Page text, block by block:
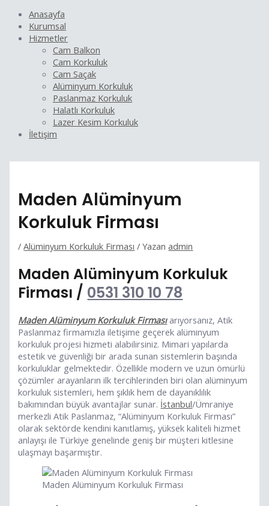
Anasayfa
Kurumsal
Hizmetler
Cam Balkon
Cam Korkuluk
Cam Saçak
Alüminyum Korkuluk
Paslanmaz Korkuluk
Halatlı Korkuluk
Lazer Kesim Korkuluk
İletişim
Maden Alüminyum
Korkuluk Firması
/Alüminyum Korkuluk Firması / Yazan admin
Maden Alüminyum Korkuluk
Firması / 0531 310 10 78
Maden Alüminyum Korkuluk Firması arıyorsanız, Atik
Paslanmaz firmamızla iletişime geçerek alüminyum
korkuluk projesi hizmeti alabilirsiniz. Mimari yapılarda
estetik ve güvenliği bir arada sunan sistemlerin başında
korkuluklar gelmektedir. Özellikle modern ve uzun ömürlü
çözümler arayanların ilk tercihlerinden biri olan alüminyum
korkuluk sistemleri, hem şıklık hem de dayanıklılık
bakımından büyük avantajlar sunar. İstanbul/Ümraniye
merkezli Atik Paslanmaz, “Alüminyum Korkuluk Firması”
olarak sektörde kendini kanıtlamış, yüksek kaliteli hizmet
anlayışı ile Türkiye genelinde geniş bir müşteri kitlesine
ulaşmayı başarmıştır.
Maden Alüminyum Korkuluk Firması